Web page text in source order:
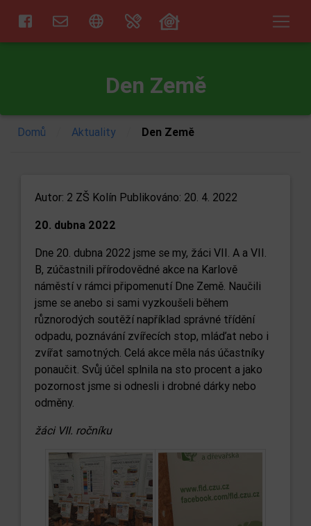
Den Země
Domů Aktuality Den Země
Autor: 2 ZŠ Kolín Publikováno: 20. 4. 2022
20. dubna 2022
Dne 20. dubna 2022 jsme se my, žáci VII. A a VII.
B, zúčastnili přírodovědné akce na Karlově
náměstí v rámci připomenutí Dne Země. Naučili
jsme se anebo si sami vyzkoušeli během
různorodých soutěží například správné třídění
odpadu, poznávání zvířecích stop, mláďat nebo i
zvířat samotných. Celá akce měla nás účastníky
ponaučit. Svůj účel splnila na sto procent a jako
pozornost jsme si odnesli i drobné dárky nebo
odměny.
žáci VII. ročníku